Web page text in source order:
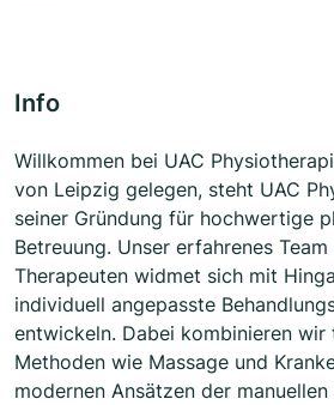
Info
Willkommen bei UAC
von Leipzig gelegen, steht UAC
seiner Gründung für hochwertige
Betreuung. Unser erfahrenes
Therapeuten widmet sich mit
individuell angepasste
entwickeln. Dabei kombinieren
Methoden wie Massage und
modernen Ansätzen der